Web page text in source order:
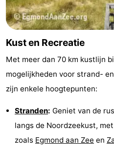
Kust en Recreatie
Met meer dan 70 km kustlijn
mogelijkheden voor strand-
zijn enkele hoogtepunten:
Stranden: Geniet van de
langs de Noordzeekust,
zoals Egmond aan Zee en